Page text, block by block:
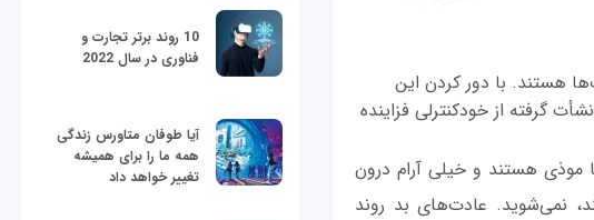
هستند. با دور کردن این
گرفته از خودکنترلی فزاینده
موذی هستند و خیلی آرام درون
نمی‌شوید. عادت‌های بد روند
10 روند برتر تجارت و
فناوری در سال 2022
آیا طوفان متاورس زندگی
همه ما را برای همیشه
تغییر خواهد داد